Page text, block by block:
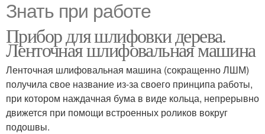
Знать при работе
Прибор для шлифовки дерева.
Ленточная шлифовальная машина
Ленточная шлифовальная машина (сокращенно ЛШМ)
получила свое название из-за своего принципа работы,
при котором наждачная бума в виде кольца, непрерывно
движется при помощи встроенных роликов вокруг
подошвы.